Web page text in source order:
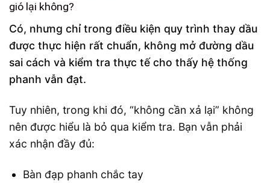
gió lại không?
Có, nhưng chỉ trong điều kiện quy trình thay dầu
được thực hiện rất chuẩn, không mở đường dầu
sai cách và kiểm tra thực tế cho thấy hệ thống
phanh vẫn đạt.
Tuy nhiên, trong khi đó, “không cần xả lại” không
nên được hiểu là bỏ qua kiểm tra. Bạn vẫn phải
xác nhận đầy đủ:
Bàn đạp phanh chắc tay